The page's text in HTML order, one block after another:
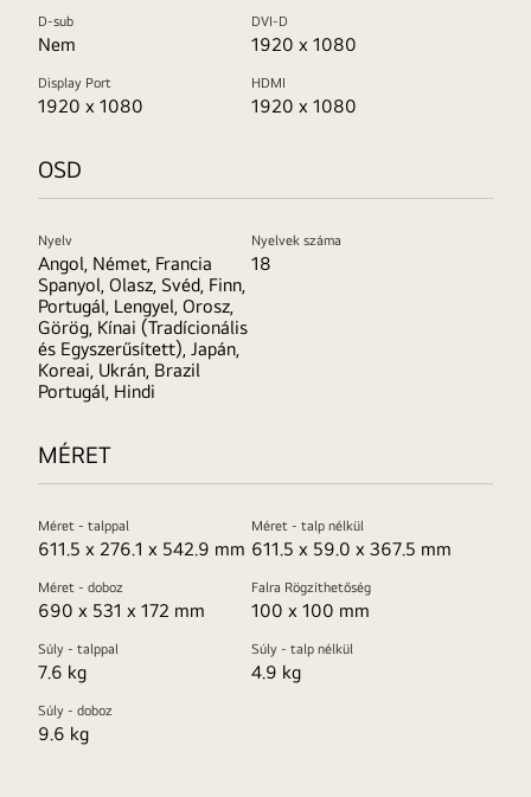
D-sub
Nem
DVI-D
1920 x 1080
Display Port
1920 x 1080
HDMI
1920 x 1080
OSD
Nyelv
Angol, Német, Francia
Spanyol, Olasz, Svéd, Finn,
Portugál, Lengyel, Orosz,
Görög, Kínai (Tradícionális
és Egyszerűsített), Japán,
Koreai, Ukrán, Brazil
Portugál, Hindi
Nyelvek száma
18
MÉRET
Méret - talppal
611.5 x 276.1 x 542.9 mm
Méret - talp nélkül
611.5 x 59.0 x 367.5 mm
Méret - doboz
690 x 531 x 172 mm
Falra Rögzíthetőség
100 x 100 mm
Súly - talppal
7.6 kg
Súly - talp nélkül
4.9 kg
Súly - doboz
9.6 kg